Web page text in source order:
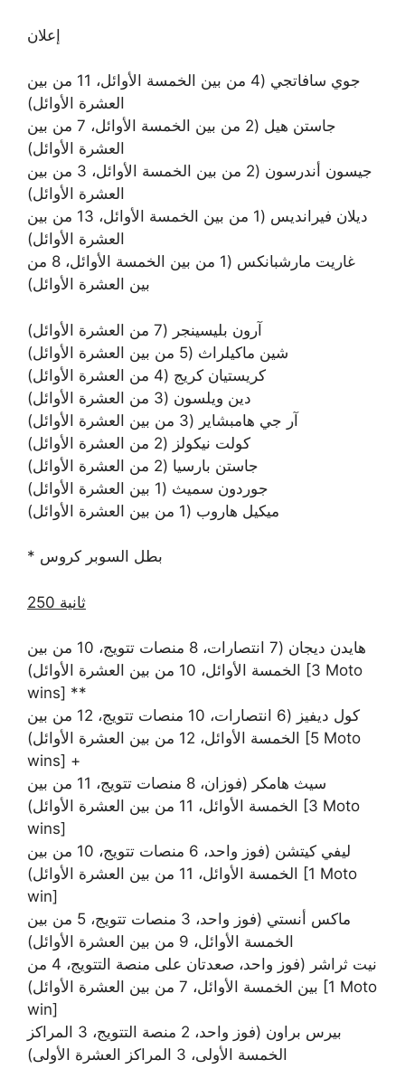
إعلان
جوي سافاتجي (4 من بين الخمسة الأوائل، 11 من بين
العشرة الأوائل)
جاستن هيل (2 من بين الخمسة الأوائل، 7 من بين
العشرة الأوائل)
جيسون أندرسون (2 من بين الخمسة الأوائل، 3 من بين
العشرة الأوائل)
ديلان فيرانديس (1 من بين الخمسة الأوائل، 13 من بين
العشرة الأوائل)
غاريت مارشبانكس (1 من بين الخمسة الأوائل، 8 من
بين العشرة الأوائل)
آرون بليسينجر (7 من العشرة الأوائل)
شين ماكيلراث (5 من بين العشرة الأوائل)
كريستيان كريج (4 من العشرة الأوائل)
دين ويلسون (3 من العشرة الأوائل)
آر جي هامبشاير (3 من بين العشرة الأوائل)
كولت نيكولز (2 من العشرة الأوائل)
جاستن بارسيا (2 من العشرة الأوائل)
جوردون سميث (1 بين العشرة الأوائل)
ميكيل هاروب (1 من بين العشرة الأوائل)
* بطل السوبر كروس
250 ثانية
هايدن ديجان (7 انتصارات، 8 منصات تتويج، 10 من بين
الخمسة الأوائل، 10 من بين العشرة الأوائل) [3 Moto
wins] **
كول ديفيز (6 انتصارات، 10 منصات تتويج، 12 من بين
الخمسة الأوائل، 12 من بين العشرة الأوائل) [5 Moto
wins] +
سيث هامكر (فوزان، 8 منصات تتويج، 11 من بين
الخمسة الأوائل، 11 من بين العشرة الأوائل) [3 Moto
wins]
ليفي كيتشن (فوز واحد، 6 منصات تتويج، 10 من بين
الخمسة الأوائل، 11 من بين العشرة الأوائل) [1 Moto
win]
ماكس أنستي (فوز واحد، 3 منصات تتويج، 5 من بين
الخمسة الأوائل، 9 من بين العشرة الأوائل)
نيت ثراشر (فوز واحد، صعدتان على منصة التتويج، 4 من
بين الخمسة الأوائل، 7 من بين العشرة الأوائل) [1 Moto
win]
بيرس براون (فوز واحد، 2 منصة التتويج، 3 المراكز
الخمسة الأولى، 3 المراكز العشرة الأولى)